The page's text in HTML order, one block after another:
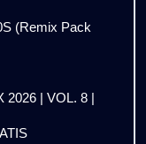
(Remix Pack
2026 | VOL. 8 |